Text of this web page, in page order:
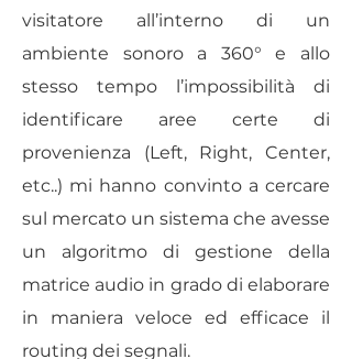
visitatore all’interno di un
ambiente sonoro a 360° e allo
stesso tempo l’impossibilità di
identificare aree certe di
provenienza (Left, Right, Center,
etc..) mi hanno convinto a cercare
sul mercato un sistema che avesse
un algoritmo di gestione della
matrice audio in grado di elaborare
in maniera veloce ed efficace il
routing dei segnali.